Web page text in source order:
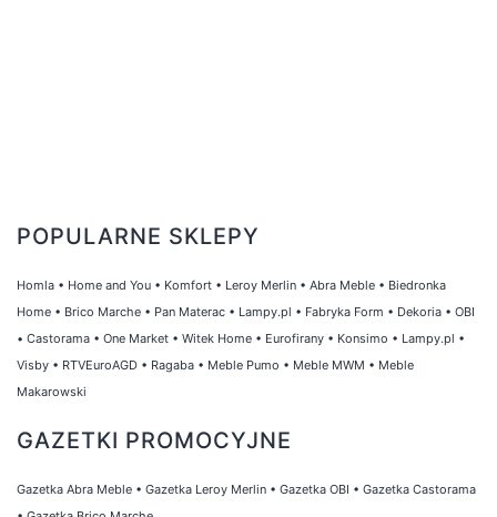
POPULARNE SKLEPY
Homla • Home and You • Komfort • Leroy Merlin • Abra Meble • Biedronka
Home • Brico Marche • Pan Materac • Lampy.pl • Fabryka Form • Dekoria • OBI
• Castorama • One Market • Witek Home • Eurofirany • Konsimo • Lampy.pl •
Visby • RTVEuroAGD • Ragaba • Meble Pumo • Meble MWM • Meble
Makarowski
GAZETKI PROMOCYJNE
Gazetka Abra Meble • Gazetka Leroy Merlin • Gazetka OBI • Gazetka Castorama